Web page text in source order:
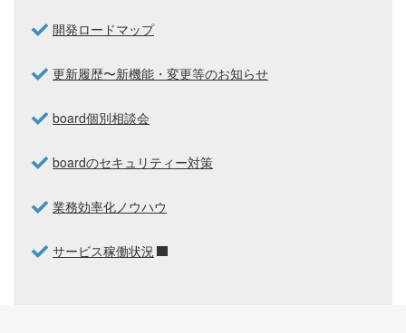
開発ロードマップ
更新履歴〜新機能・変更等のお知らせ
board個別相談会
boardのセキュリティー対策
業務効率化ノウハウ
サービス稼働状況